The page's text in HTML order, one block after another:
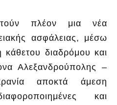
πλέον μια νέα
ασφάλειας, μέσω
διαδρόμου και
Αλεξανδρούπολης –
αποκτά άμεση
και